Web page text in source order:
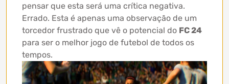
pensar que esta será uma crítica negativa.
Errado. Esta é apenas uma observação de um
torcedor frustrado que vê o potencial do FC 24
para ser o melhor jogo de futebol de todos os
tempos.